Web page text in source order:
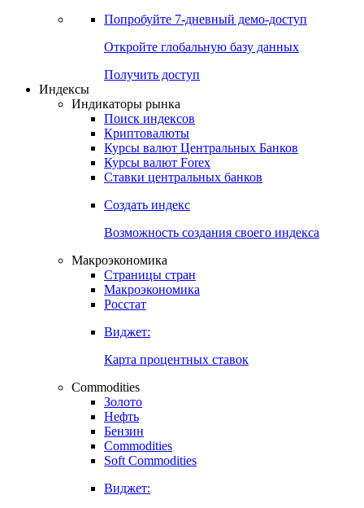
Попробуйте 7-дневный демо-доступ
Откройте глобальную базу данных
Получить доступ
Индексы
Индикаторы рынка
Поиск индексов
Криптовалюты
Курсы валют Центральных Банков
Курсы валют Forex
Ставки центральных банков
Создать индекс
Возможность создания своего индекса
Макроэкономика
Страницы стран
Макроэкономика
Росстат
Виджет:
Карта процентных ставок
Commodities
Золото
Нефть
Бензин
Commodities
Soft Commodities
Виджет: